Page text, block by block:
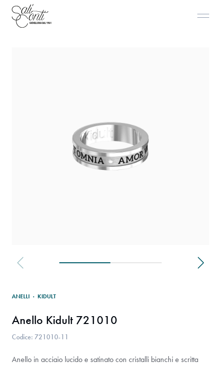
ANELLI · KIDULT
Anello Kidult 721010
Codice: 721010-11
Anello in acciaio lucido e satinato con cristalli bianchi e scritta